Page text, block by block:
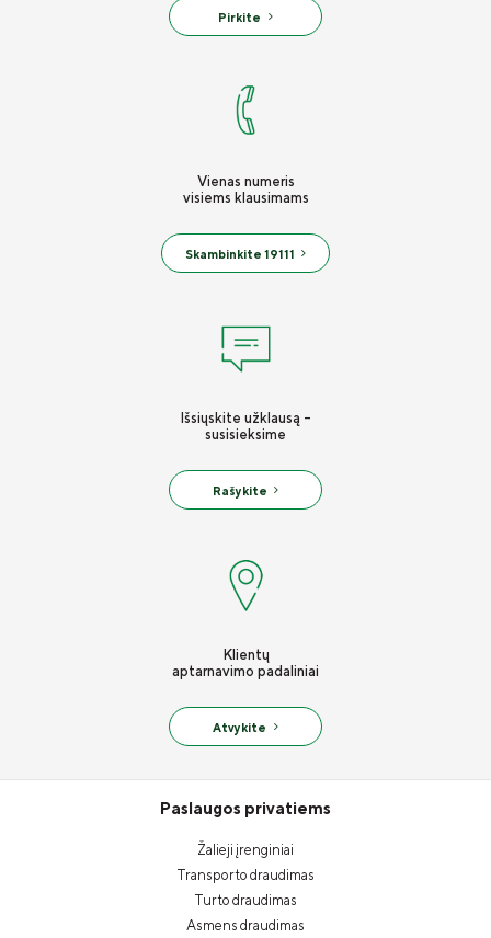
Pirkite
Vienas numeris
visiems klausimams
Skambinkite 19111
Išsiųskite užklausą -
susisieksime
Rašykite
Klientų
aptarnavimo padaliniai
Atvykite
Paslaugos privatiems
Žalieji įrenginiai
Transporto draudimas
Turto draudimas
Asmens draudimas